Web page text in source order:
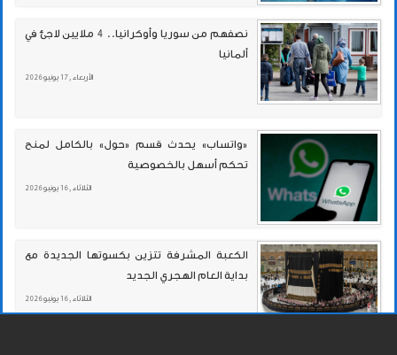
نصفهم من سوريا وأوكرانيا.. 4 ملايين لاجئ في
ألمانيا
الأربعاء , 17 يونيو 2026
«واتساب» يحدث قسم «حول» بالكامل لمنح
تحكم أسهل بالخصوصية
الثلاثاء , 16 يونيو 2026
الكعبة المشرفة تتزين بكسوتها الجديدة مع
بداية العام الهجري الجديد
الثلاثاء , 16 يونيو 2026